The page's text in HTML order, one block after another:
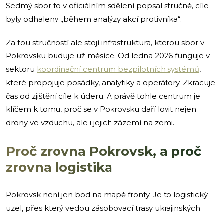
Sedmý sbor to v oficiálním sdělení popsal stručně, cíle
byly odhaleny „během analýzy akcí protivníka“.
Za tou stručností ale stojí infrastruktura, kterou sbor v
Pokrovsku buduje už měsíce. Od ledna 2026 funguje v
sektoru koordinační centrum bezpilotních systémů,
které propojuje posádky, analytiky a operátory. Zkracuje
čas od zjištění cíle k úderu. A právě tohle centrum je
klíčem k tomu, proč se v Pokrovsku daří lovit nejen
drony ve vzduchu, ale i jejich zázemí na zemi.
Proč zrovna Pokrovsk, a proč
zrovna logistika
Pokrovsk není jen bod na mapě fronty. Je to logistický
uzel, přes který vedou zásobovací trasy ukrajinských